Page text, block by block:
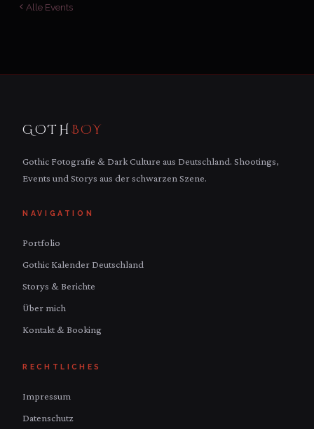
Alle Events
GOTH BOY
Gothic Fotografie & Dark Culture aus Deutschland. Shootings,
Events und Storys aus der schwarzen Szene.
NAVIGATION
Portfolio
Gothic Kalender Deutschland
Storys & Berichte
Über mich
Kontakt & Booking
RECHTLICHES
Impressum
Datenschutz